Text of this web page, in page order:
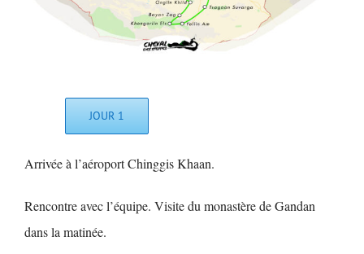
JOUR 1
Arrivée à l’aéroport Chinggis Khaan.
Rencontre avec l’équipe. Visite du monastère de Gandan
dans la matinée.